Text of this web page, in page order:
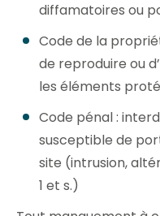
diffamatoires ou
Code de la
de reproduire ou
les éléments
Code pénal :
susceptible de
site (intrusion,
1 et s.)